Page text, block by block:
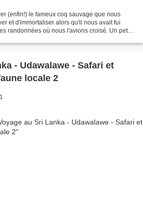
(enfin!) le fameux coq sauvage que nous
et d'immortaliser alors qu'il nous avait fui
randonnées où nous l'avions croisé. Un petit
- Udawalawe - Safari et
locale 2